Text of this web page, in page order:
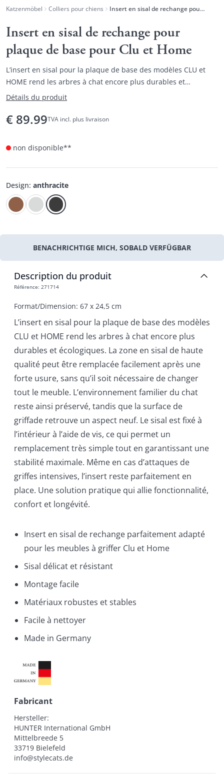
Katzenmöbel Colliers pour chiens Insert en sisal de rechange pour plaque de base pour Clu et Home
Insert en sisal de rechange pour
plaque de base pour Clu et Home
L’insert en sisal pour la plaque de base des modèles CLU et
HOME rend les arbres à chat encore plus durables et
écologiques.
Détails du produit
€ 89.99TVA incl. plus livraison
non disponible**
Design: anthracite
BENACHRICHTIGE MICH, SOBALD VERFÜGBAR
Description du produit
Référence: 271714
Format/Dimension: 67 x 24,5 cm
L’insert en sisal pour la plaque de base des modèles
CLU et HOME rend les arbres à chat encore plus
durables et écologiques. La zone en sisal de haute
qualité peut être remplacée facilement après une
forte usure, sans qu’il soit nécessaire de changer
tout le meuble. L’environnement familier du chat
reste ainsi préservé, tandis que la surface de
griffade retrouve un aspect neuf. Le sisal est fixé à
l’intérieur à l’aide de vis, ce qui permet un
remplacement très simple tout en garantissant une
stabilité maximale. Même en cas d’attaques de
griffes intensives, l’insert reste parfaitement en
place. Une solution pratique qui allie fonctionnalité,
confort et longévité.
Insert en sisal de rechange parfaitement adapté
pour les meubles à griffer Clu et Home
Sisal délicat et résistant
Montage facile
Matériaux robustes et stables
Facile à nettoyer
Made in Germany
Fabricant
Hersteller:
HUNTER International GmbH
Mittelbreede 5
33719 Bielefeld
info@stylecats.de